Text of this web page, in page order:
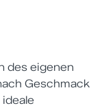
des eigenen
Geschmack